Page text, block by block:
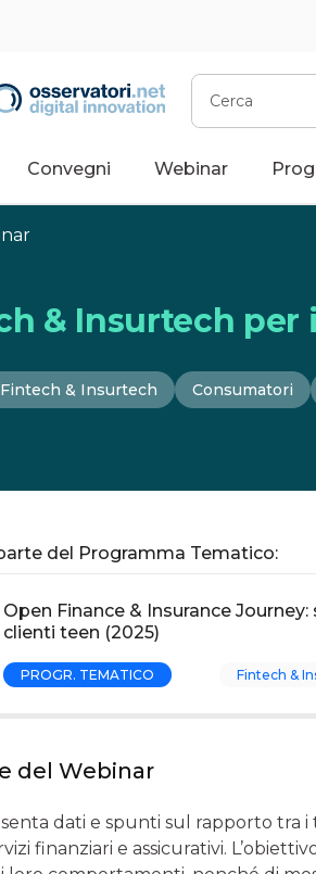
Cerca
Convegni Webinar
& Insurtech per
Fintech & Insurtech Consumatori
del Programma Tematico:
Open Finance & Insurance
clienti teen (2025)
PROGR. TEMATICO Fintech &
del Webinar
dati e spunti sul rapporto tra i
finanziari e assicurativi.